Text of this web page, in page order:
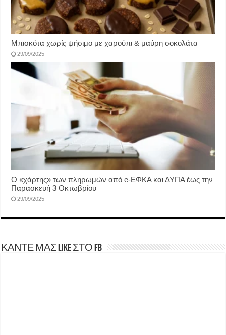
Μπισκότα χωρίς ψήσιμο με χαρούπι & μαύρη σοκολάτα
29/09/2025
Ο «χάρτης» των πληρωμών από e-ΕΦΚΑ και ΔΥΠΑ έως την
Παρασκευή 3 Οκτωβρίου
29/09/2025
ΚΑΝΤΕ ΜΑΣ LIKE ΣΤΟ FB